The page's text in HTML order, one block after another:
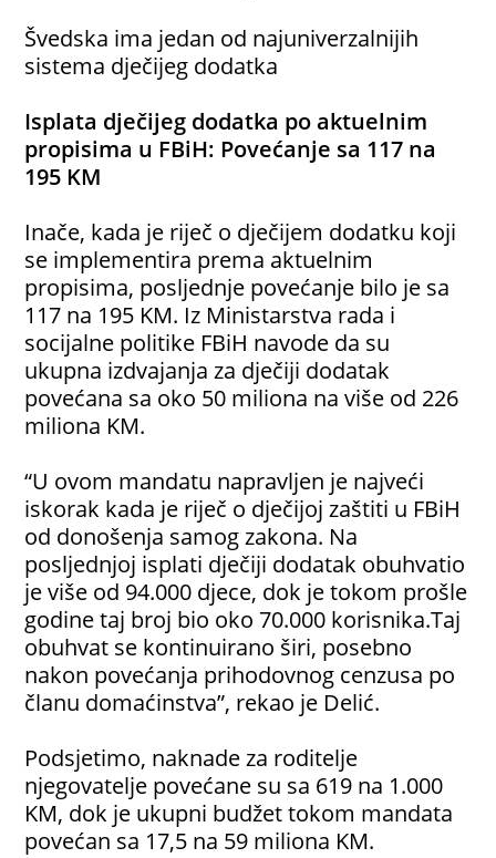
Švedska ima jedan od najuniverzalnijih
sistema dječijeg dodatka
Isplata dječijeg dodatka po aktuelnim
propisima u FBiH: Povećanje sa 117 na
195 KM
Inače, kada je riječ o dječijem dodatku koji
se implementira prema aktuelnim
propisima, posljednje povećanje bilo je sa
117 na 195 KM. Iz Ministarstva rada i
socijalne politike FBiH navode da su
ukupna izdvajanja za dječiji dodatak
povećana sa oko 50 miliona na više od 226
miliona KM.
“U ovom mandatu napravljen je najveći
iskorak kada je riječ o dječijoj zaštiti u FBiH
od donošenja samog zakona. Na
posljednjoj isplati dječiji dodatak obuhvatio
je više od 94.000 djece, dok je tokom prošle
godine taj broj bio oko 70.000 korisnika.Taj
obuhvat se kontinuirano širi, posebno
nakon povećanja prihodovnog cenzusa po
članu domaćinstva”, rekao je Delić.
Podsjetimo, naknade za roditelje
njegovatelje povećane su sa 619 na 1.000
KM, dok je ukupni budžet tokom mandata
povećan sa 17,5 na 59 miliona KM.